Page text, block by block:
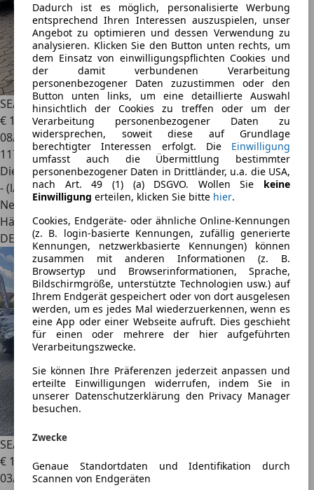
Dadurch ist es möglich, personalisierte Werbung
entsprechend Ihren Interessen auszuspielen, unser
Angebot zu optimieren und dessen Verwendung zu
analysieren. Klicken Sie den Button unten rechts, um
dem Einsatz von einwilligungspflichten Cookies und
der damit verbundenen Verarbeitung
personenbezogener Daten zuzustimmen oder den
Button unten links, um eine detaillierte Auswahl
hinsichtlich der Cookies zu treffen oder um der
Verarbeitung personenbezogener Daten zu
widersprechen, soweit diese auf Grundlage
berechtigter Interessen erfolgt. Die Einwilligung
umfasst auch die Übermittlung bestimmter
personenbezogener Daten in Drittländer, u.a. die USA,
nach Art. 49 (1) (a) DSGVO. Wollen Sie keine
Einwilligung erteilen, klicken Sie bitte hier.
Cookies, Endgeräte- oder ähnliche Online-Kennungen
(z. B. login-basierte Kennungen, zufällig generierte
Kennungen, netzwerkbasierte Kennungen) können
zusammen mit anderen Informationen (z. B.
Browsertyp und Browserinformationen, Sprache,
Bildschirmgröße, unterstützte Technologien usw.) auf
Ihrem Endgerät gespeichert oder von dort ausgelesen
werden, um es jedes Mal wiederzuerkennen, wenn es
eine App oder einer Webseite aufruft. Dies geschieht
für einen oder mehrere der hier aufgeführten
Verarbeitungszwecke.
Sie können Ihre Präferenzen jederzeit anpassen und
erteilte Einwilligungen widerrufen, indem Sie in
unserer Datenschutzerklärung den Privacy Manager
besuchen.
Zwecke
Genaue Standortdaten und Identifikation durch
Scannen von Endgeräten
SEAT AtecaStyle 4Drive*PDC*Ahk*Navi*CarPlay*TOP
€ 14.998
08/2018
117.066 km
Diesel
- (l/100 km)
Neu
Händler
DE 42579
SEAT AtecaXcellence 4Drive
€ 14.999
03/2018